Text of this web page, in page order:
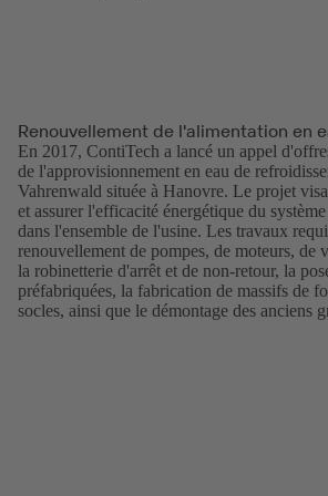
Renouvellement de l'alimentation en
En 2017, ContiTech a lancé un appel
de l'approvisionnement en eau de
Vahrenwald située à Hanovre. Le projet
et assurer l'efficacité énergétique du
dans l'ensemble de l'usine. Les travaux
renouvellement de pompes, de moteurs, de
la robinetterie d'arrêt et de non-retour, la
préfabriquées, la fabrication de massifs de
socles, ainsi que le démontage des anciens